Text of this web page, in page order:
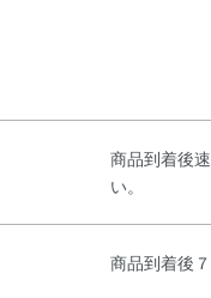
商品到着後
い。
商品到着後